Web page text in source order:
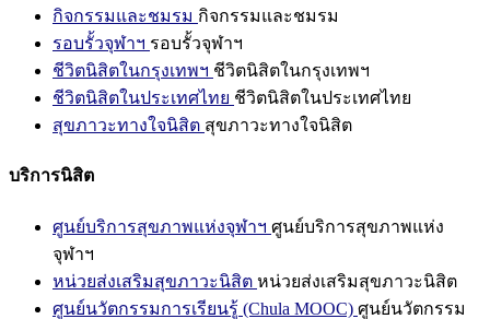
กิจกรรมและชมรม กิจกรรมและชมรม
รอบรั้วจุฬาฯ รอบรั้วจุฬาฯ
ชีวิตนิสิตในกรุงเทพฯ ชีวิตนิสิตในกรุงเทพฯ
ชีวิตนิสิตในประเทศไทย ชีวิตนิสิตในประเทศไทย
สุขภาวะทางใจนิสิต สุขภาวะทางใจนิสิต
บริการนิสิต
ศูนย์บริการสุขภาพแห่งจุฬาฯ ศูนย์บริการสุขภาพแห่ง
จุฬาฯ
หน่วยส่งเสริมสุขภาวะนิสิต หน่วยส่งเสริมสุขภาวะนิสิต
ศูนย์นวัตกรรมการเรียนรู้ (Chula MOOC) ศูนย์นวัตกรรม